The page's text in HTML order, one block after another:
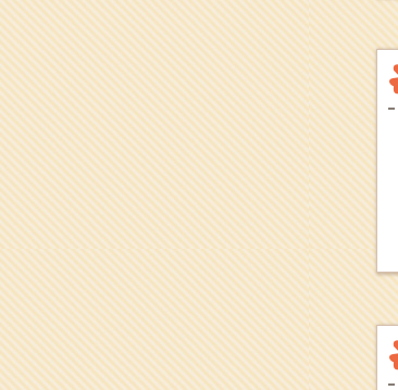
2017年3月(1)
2017年2月(1)
2017年1月(2)
2016年12月(4)
2016年11月(3)
2016年10月(1)
2016年9月(3)
2016年8月(2)
2016年7月(3)
2016年6月(2)
2016年5月(3)
2016年4月(4)
2016年3月(4)
2016年2月(5)
2016年1月(3)
2015年12月(6)
2015年11月(4)